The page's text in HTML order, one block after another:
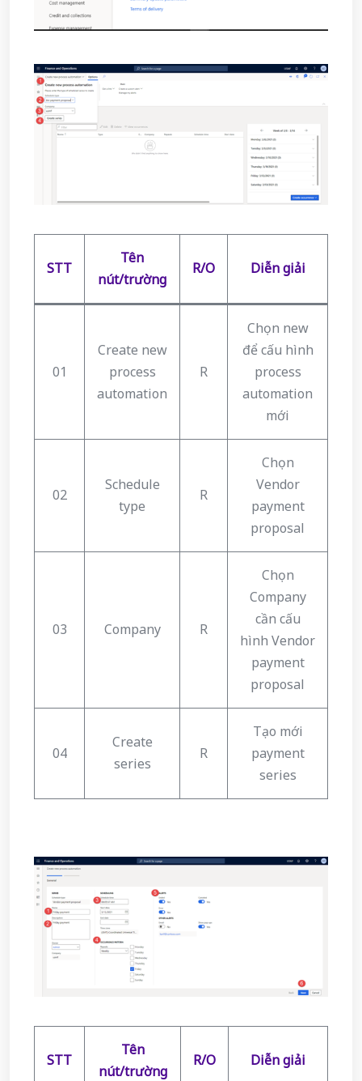
STT
Tên
nút/trường
R/O Diễn giải
01
Create new
process
automation
R
Chọn new
để cấu hình
process
automation
mới
02
Schedule
type
R
Chọn
Vendor
payment
proposal
03 Company R
Chọn
Company
cần cấu
hình Vendor
payment
proposal
04
Create
series
R
Tạo mới
payment
series
STT
Tên
nút/trường
R/O Diễn giải